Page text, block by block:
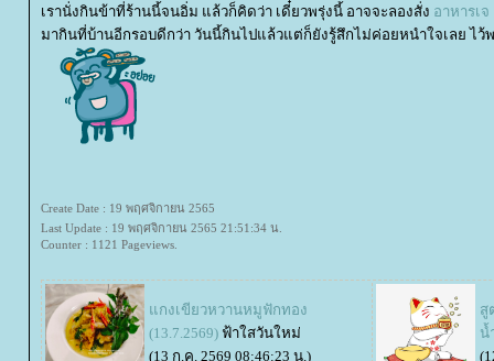
เรานั่งกินข้าที่ร้านนี้จนอิ่ม แล้วก็คิดว่า เดี๋ยวพรุ่งนี้ อาจจะลองสั่ง อาหารเ
มากินที่บ้านอีกรอบดีกว่า วันนี้กินไปแล้วแต่ก็ยังรู้สึกไม่ค่อยหนำใจเลย ไว้
Create Date : 19 พฤศจิกายน 2565
Last Update : 19 พฤศจิกายน 2565 21:51:34 น.
Counter : 1121 Pageviews.
กงเขียวหวานหมูฟักทอง
(13.7.2569) ฟ้าใสวันใหม่
(13 ก.ค. 2569 08:46:23 น.)
สู
น้